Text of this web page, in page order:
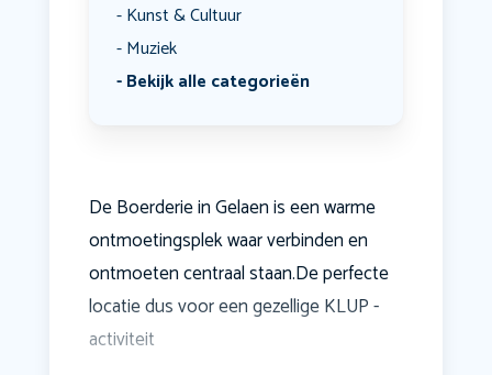
Kunst & Cultuur
Muziek
Bekijk alle categorieën
De Boerderie in Gelaen is een warme
ontmoetingsplek waar verbinden en
ontmoeten centraal staan.De perfecte
locatie dus voor een gezellige KLUP -
activiteit